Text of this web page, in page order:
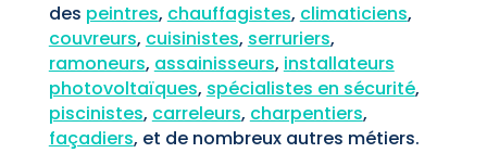
des peintres, chauffagistes, climaticiens,
couvreurs, cuisinistes, serruriers,
ramoneurs, assainisseurs, installateurs
photovoltaïques, spécialistes en sécurité,
piscinistes, carreleurs, charpentiers,
façadiers, et de nombreux autres métiers.